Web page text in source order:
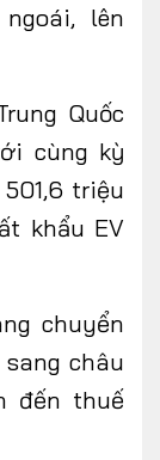
lên
Quốc
cùng kỳ
triệu
khẩu EV
chuyển
châu
đến thuế